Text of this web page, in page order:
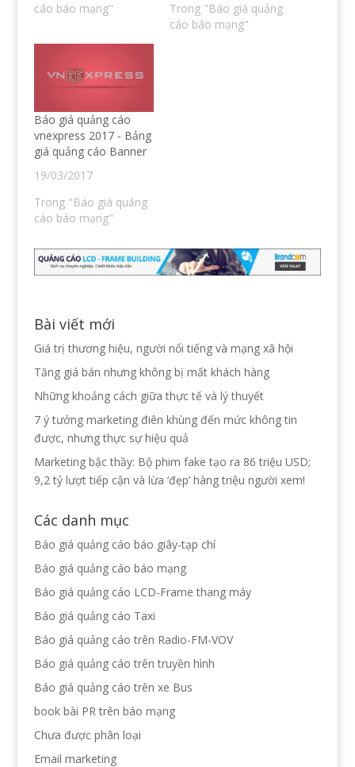
(
O
n
n
n
w
i
n
d
o
w
)
e
n
n
w
w
i
d
o
w
)
w
n
d
)
w
)
cáo báo mạng"
Trong "Báo giá quảng
cáo báo mạng"
Báo giá quảng cáo
vnexpress 2017 - Bảng
giá quảng cáo Banner
19/03/2017
Trong "Báo giá quảng
cáo báo mạng"
Bài viết mới
Giá trị thương hiệu, người nổi tiếng và mạng xã hội
Tăng giá bán nhưng không bị mất khách hàng
Những khoảng cách giữa thực tế và lý thuyết
7 ý tưởng marketing điên khùng đến mức không tin
được, nhưng thực sự hiệu quả
Marketing bậc thầy: Bộ phim fake tạo ra 86 triệu USD;
9,2 tỷ lượt tiếp cận và lừa ‘đẹp’ hàng triệu người xem!
Các danh mục
Báo giá quảng cáo báo giây-tạp chí
Báo giá quảng cáo báo mạng
Báo giá quảng cáo LCD-Frame thang máy
Báo giá quảng cáo Taxi
Báo giá quảng cáo trên Radio-FM-VOV
Báo giá quảng cáo trên truyền hình
Báo giá quảng cáo trên xe Bus
book bài PR trên báo mạng
Chưa được phân loại
Email marketing